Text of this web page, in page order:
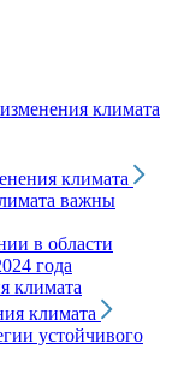
климата
климата
важны
в области
года
климата
климата
устойчивого